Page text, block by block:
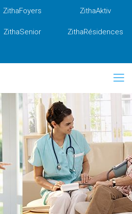
ZithaFoyers ZithaAktiv
ZithaSenior ZithaRésidences